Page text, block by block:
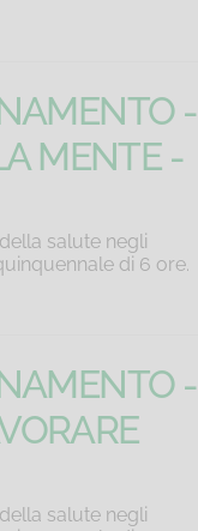
-
MENTE -
salute negli
di 6 ore.
-
salute negli